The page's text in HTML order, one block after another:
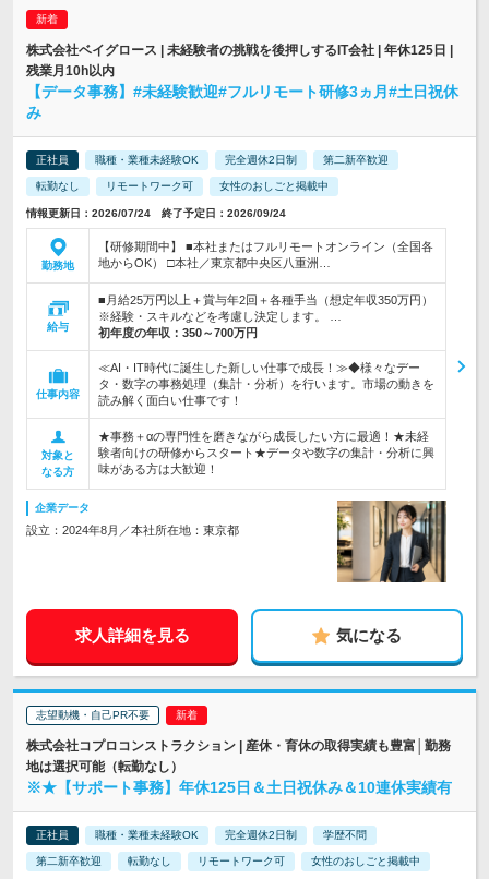
株式会社ベイグロース | 未経験者の挑戦を後押しするIT会社 | 年休125日 |
残業月10h以内
【データ事務】#未経験歓迎#フルリモート研修3ヵ月#土日祝休
み
正社員 職種・業種未経験OK 完全週休2日制 第二新卒歓迎
転勤なし リモートワーク可 女性のおしごと掲載中
情報更新日：2026/07/24 終了予定日：2026/09/24
勤務地
【研修期間中】 ■本社またはフルリモートオンライン（全国各
地からOK） □本社／東京都中央区八重洲…
給与
■月給25万円以上＋賞与年2回＋各種手当（想定年収350万円）
※経験・スキルなどを考慮し決定します。 …
初年度の年収： 350～700万円
仕事内容
≪AI・IT時代に誕生した新しい仕事で成長！≫◆様々なデー
タ・数字の事務処理（集計・分析）を行います。市場の動きを
読み解く面白い仕事です！
対象と
なる方
★事務＋αの専門性を磨きながら成長したい方に最適！★未経
験者向けの研修からスタート★データや数字の集計・分析に興
味がある方は大歓迎！
企業データ
設立：2024年8月／本社所在地：東京都
求人詳細を見る 気になる
志望動機・自己PR不要
株式会社コプロコンストラクション | 産休・育休の取得実績も豊富│勤務
地は選択可能（転勤なし）
※★【サポート事務】年休125日＆土日祝休み＆10連休実績有
正社員 職種・業種未経験OK 完全週休2日制 学歴不問
第二新卒歓迎 転勤なし リモートワーク可 女性のおしごと掲載中